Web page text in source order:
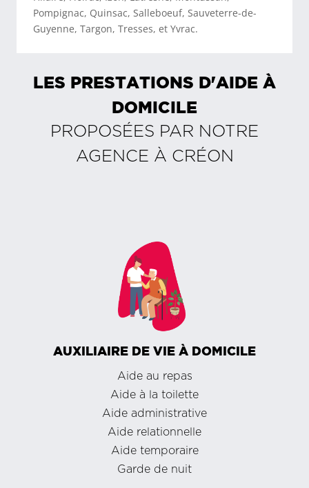
Pompignac, Quinsac, Salleboeuf, Sauveterre-de-
Guyenne, Targon, Tresses, et Yvrac.
LES PRESTATIONS D'AIDE À
DOMICILE
PROPOSÉES PAR NOTRE
AGENCE À CRÉON
AUXILIAIRE DE VIE À DOMICILE
Aide au repas
Aide à la toilette
Aide administrative
Aide relationnelle
Aide temporaire
Garde de nuit